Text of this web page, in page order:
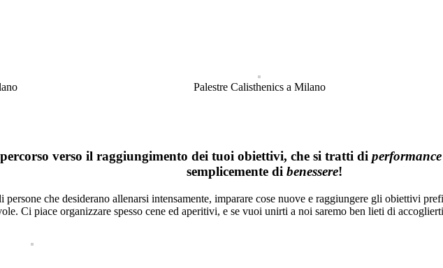
Palestre Calisthenics a Milano
verso il raggiungimento dei tuoi obiettivi, che si tratti di
semplicemente di benessere!
che desiderano allenarsi intensamente, imparare cose nuove e raggiungere gli obiettivi
Ci piace organizzare spesso cene ed aperitivi, e se vuoi unirti a noi saremo ben lieti di